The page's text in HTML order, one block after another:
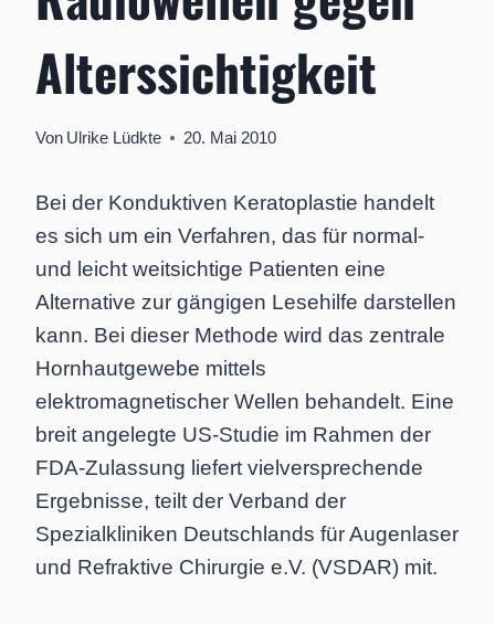
Alterssichtigkeit
Von Ulrike Lüdkte 20. Mai 2010
Bei der Konduktiven Keratoplastie handelt
es sich um ein Verfahren, das für normal-
und leicht weitsichtige Patienten eine
Alternative zur gängigen Lesehilfe darstellen
kann. Bei dieser Methode wird das zentrale
Hornhautgewebe mittels
elektromagnetischer Wellen behandelt. Eine
breit angelegte US-Studie im Rahmen der
FDA-Zulassung liefert vielversprechende
Ergebnisse, teilt der Verband der
Spezialkliniken Deutschlands für Augenlaser
und Refraktive Chirurgie e.V. (VSDAR) mit.